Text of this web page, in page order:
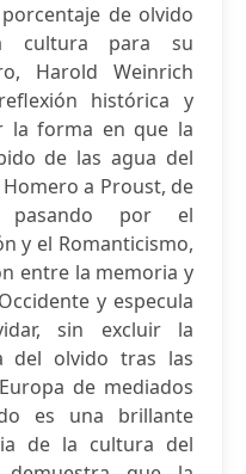
de olvido
cultura para su
Harold Weinrich
histórica y
la forma en que la
de las agua del
a Proust, de
pasando por el
y el Romanticismo,
entre la memoria y
y especula
sin excluir la
del olvido tras las
de mediados
es una brillante
de la cultura del